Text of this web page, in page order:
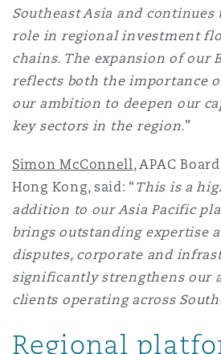
Southeast Asia and
role in regional investment
chains. The expansion of our
reflects both the importance
our ambition to deepen our
key sectors in the region.”
Simon McConnell, APAC
Hong Kong, said: “This is a
addition to our Asia Pacific
brings outstanding expertise
disputes, corporate and
significantly strengthens our
clients operating across
Regional